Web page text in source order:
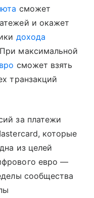
сможет
и окажет
дохода
максимальной
сможет взять
транзакций
за платежи
которые
из целей
евро —
сообщества